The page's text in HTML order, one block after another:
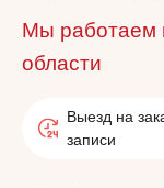
Мы работаем
области
Выезд на
записи